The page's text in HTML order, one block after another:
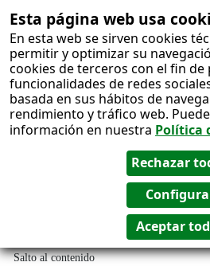
Esta página web usa
En esta web se sirven cookies
permitir y optimizar su
cookies de terceros con el fin
funcionalidades de redes
basada en sus hábitos de
rendimiento y tráfico web.
información en nuestra Política
Salto al contenido